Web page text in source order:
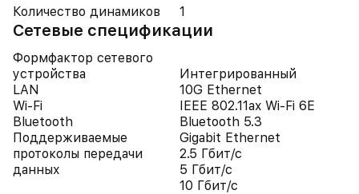
Количество динамиков 1
Cетевые спецификации
Формфактор сетевого
устройства
Интегрированный
LAN
10G Ethernet
Wi-Fi
IEEE 802.11ax Wi-Fi 6E
Bluetooth
Bluetooth 5.3
Поддерживаемые
протоколы передачи
данных
Gigabit Ethernet
2.5 Гбит/с
5 Гбит/с
10 Гбит/с